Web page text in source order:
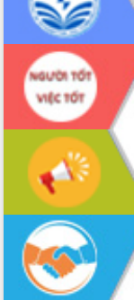
Khởi động Dự án Đầu tư
tầng kỹ thuật Cụm công
Tiến
Gặp mặt các cơ quan báo
niệm 101 năm Ngày Báo
mạng Việt Nam
Đắk Lắk sơ kết 4 năm
hiện Đề án 06 của Chính
Họp báo thông tin về Hội
Quy hoạch và Xúc tiến
Khơi thông điểm nghẽn,
giải ngân vốn khắc phục
HĐND tỉnh thông qua điều
hoạch tỉnh thời kỳ 2021-